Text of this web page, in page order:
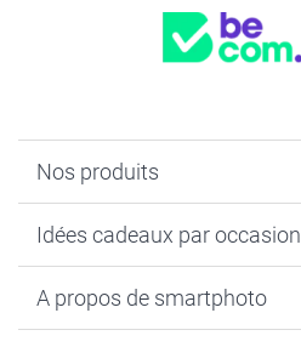
Nos produits
Cadeaux photo
Tirage photo & agrandissement
Idées cadeaux par occasion
Anniversaire
A propos de smartphoto